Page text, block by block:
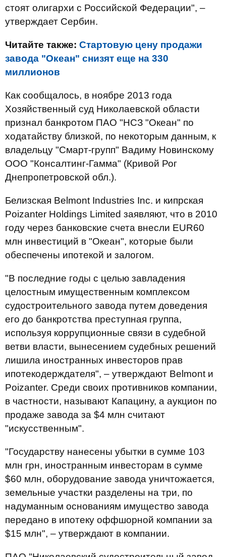
стоят олигархи с Российской Федерации", –
утверждает Сербин.
Читайте также: Стартовую цену продажи
завода "Океан" снизят еще на 330
миллионов
Как сообщалось, в ноябре 2013 года
Хозяйственный суд Николаевской области
признал банкротом ПАО "НСЗ "Океан" по
ходатайству близкой, по некоторым данным, к
владельцу "Смарт-групп" Вадиму Новинскому
ООО "Консалтинг-Гамма" (Кривой Рог
Днепропетровской обл.).
Белизская Belmont Industries Inc. и кипрская
Poizanter Holdings Limited заявляют, что в 2010
году через банковские счета внесли EUR60
млн инвестиций в "Океан", которые были
обеспечены ипотекой и залогом.
"В последние годы с целью завладения
целостным имущественным комплексом
судостроительного завода путем доведения
его до банкротства преступная группа,
используя коррупционные связи в судебной
ветви власти, вынесением судебных решений
лишила иностранных инвесторов прав
ипотекодерждателя", – утверждают Belmont и
Poizanter. Среди своих противников компании,
в частности, называют Капацину, а аукцион по
продаже завода за $4 млн считают
"искусственным".
"Государству нанесены убытки в сумме 103
млн грн, иностранным инвесторам в сумме
$60 млн, оборудование завода уничтожается,
земельные участки разделены на три, по
надуманным основаниям имущество завода
передано в ипотеку оффшорной компании за
$15 млн", – утверждают в компании.